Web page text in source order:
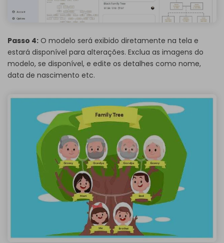
Passo 4: O modelo será exibido diretamente na tela e
estará disponível para alterações. Exclua as imagens do
modelo, se disponível, e edite os detalhes como nome,
data de nascimento etc.